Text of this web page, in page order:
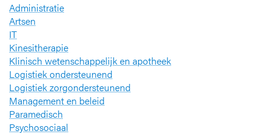
Administratie
Artsen
IT
Kinesitherapie
Klinisch wetenschappelijk en apotheek
Logistiek ondersteunend
Logistiek zorgondersteunend
Management en beleid
Paramedisch
Psychosociaal